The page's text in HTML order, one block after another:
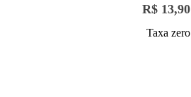
R$ 13,90
Taxa zero